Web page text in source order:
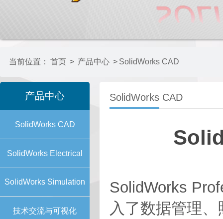
当前位置： 首页 > 产品中心 > SolidWorks CAD
产品中心
SolidWorks CAD
SolidWorks Electrical
SolidWorks Simulation
技术交流与可视化
SolidWorks CAD
SolidWorks
入了数据管理